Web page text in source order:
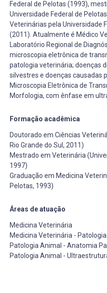
Federal de Pelotas (1993),
Universidade Federal de
Veterinárias pela Universidade
(2011). Atualmente é Médico
Laboratório Regional de
microscopia eletrônica de
patologia veterinária; doenças
silvestres e doenças causadas
Microscopia Eletrônica de
Morfologia, com ênfase em
Formação acadêmica
Doutorado em Ciências
Rio Grande do Sul, 2011)
Mestrado em Veterinária
1997)
Graduação em Medicina
Pelotas, 1993)
Áreas de atuação
Medicina Veterinária
Medicina Veterinária -
Patologia Animal - Anatomia
Patologia Animal -